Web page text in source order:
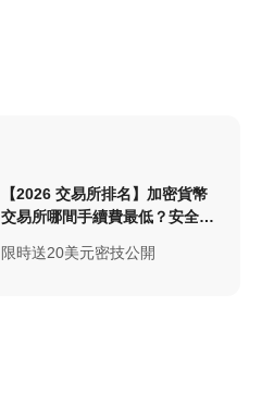
【2026 交易所排名】加密貨幣
交易所哪間手續費最低？安全性
限時送20美元密技公開